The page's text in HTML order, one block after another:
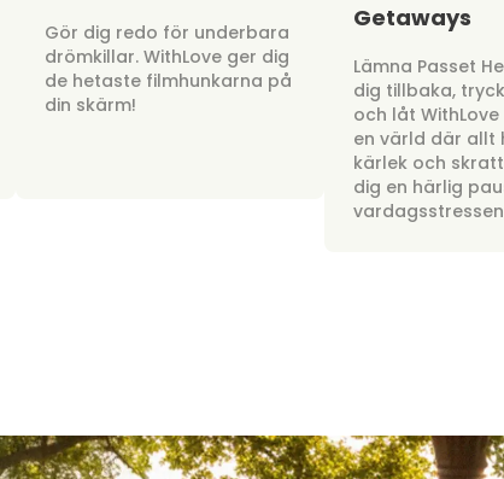
Gör dig redo för underbara
drömkillar. WithLove ger dig
de hetaste filmhunkarna på
din skärm!
Getaways
Lämna Passet
dig tillbaka,
och låt
en värld där allt
kärlek och
dig en härlig